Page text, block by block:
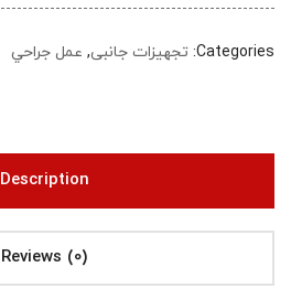
Categories: تجهیزات جانبی, عمل جراحي
Description
Reviews (0)